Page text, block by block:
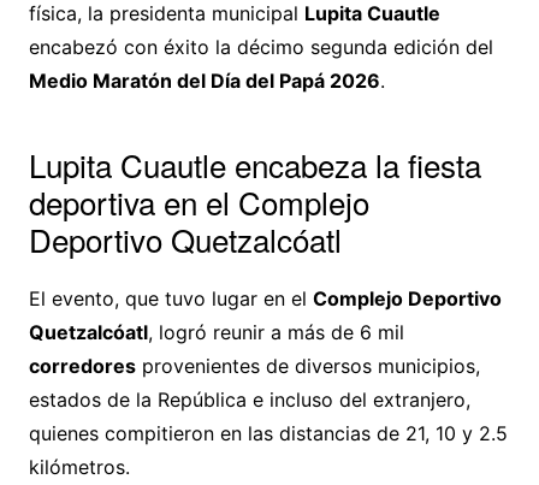
física, la presidenta municipal Lupita Cuautle
encabezó con éxito la décimo segunda edición del
Medio Maratón del Día del Papá 2026.
Lupita Cuautle encabeza la fiesta
deportiva en el Complejo
Deportivo Quetzalcóatl
El evento, que tuvo lugar en el Complejo Deportivo
Quetzalcóatl, logró reunir a más de 6 mil
corredoresprovenientes de diversos municipios,
estados de la República e incluso del extranjero,
quienes compitieron en las distancias de 21, 10 y 2.5
kilómetros.